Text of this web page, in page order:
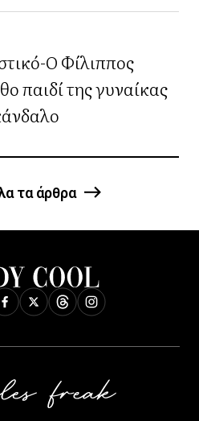
Ο Φίλιππος
παιδί της γυναίκας
τα άρθρα